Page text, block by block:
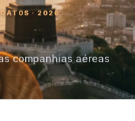
· 2026
companhias aéreas